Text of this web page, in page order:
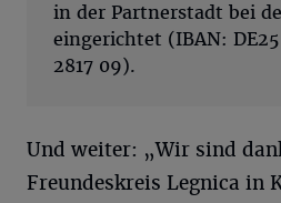
in der Partnerstadt bei
eingerichtet (IBAN:
2817 09).
Und weiter: „Wir sind
Freundeskreis Legnica in